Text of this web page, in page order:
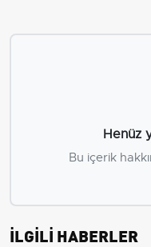
Henüz
Bu içerik
İLGİLİ HABERLER